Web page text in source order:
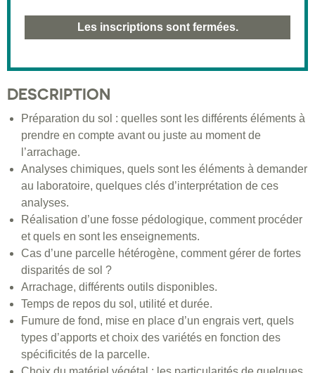
Les inscriptions sont fermées.
DESCRIPTION
Préparation du sol : quelles sont les différents éléments à
prendre en compte avant ou juste au moment de
l’arrachage.
Analyses chimiques, quels sont les éléments à demander
au laboratoire, quelques clés d’interprétation de ces
analyses.
Réalisation d’une fosse pédologique, comment procéder
et quels en sont les enseignements.
Cas d’une parcelle hétérogène, comment gérer de fortes
disparités de sol ?
Arrachage, différents outils disponibles.
Temps de repos du sol, utilité et durée.
Fumure de fond, mise en place d’un engrais vert, quels
types d’apports et choix des variétés en fonction des
spécificités de la parcelle.